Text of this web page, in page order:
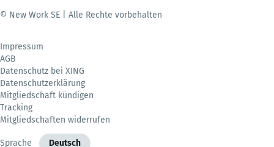
© New Work SE | Alle Rechte vorbehalten
Impressum
AGB
Datenschutz bei XING
Datenschutzerklärung
Mitgliedschaft kündigen
Tracking
Mitgliedschaften widerrufen
Sprache Deutsch